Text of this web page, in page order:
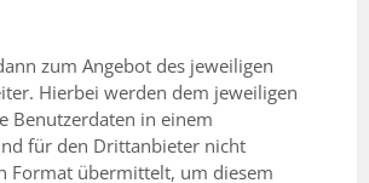
zum Angebot des jeweiligen
Hierbei werden dem jeweiligen
Benutzerdaten in einem
für den Drittanbieter nicht
Format übermittelt, um diesem